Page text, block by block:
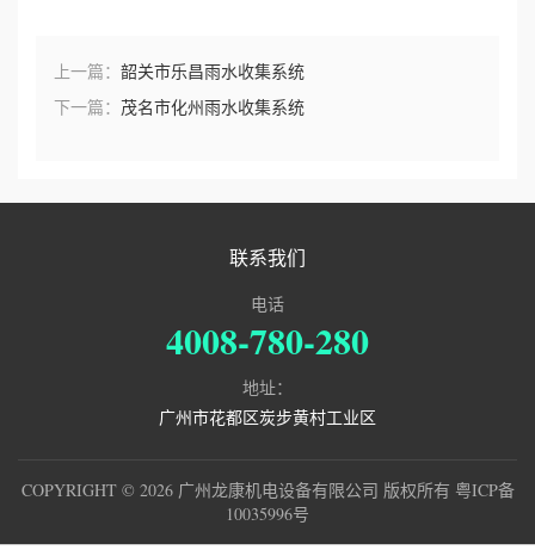
上一篇： 韶关市乐昌雨水收集系统
下一篇： 茂名市化州雨水收集系统
联系我们
电话
4008-780-280
地址：
广州市花都区炭步黄村工业区
COPYRIGHT © 2026 广州龙康机电设备有限公司 版权所有 粤ICP备
10035996号